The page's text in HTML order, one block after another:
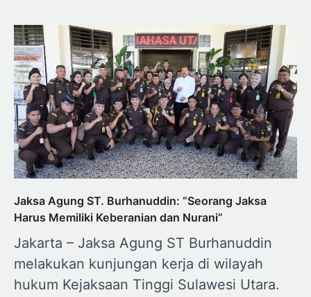
Jaksa Agung ST. Burhanuddin: “Seorang Jaksa
Harus Memiliki Keberanian dan Nurani”
Jakarta – Jaksa Agung ST Burhanuddin
melakukan kunjungan kerja di wilayah
hukum Kejaksaan Tinggi Sulawesi Utara.